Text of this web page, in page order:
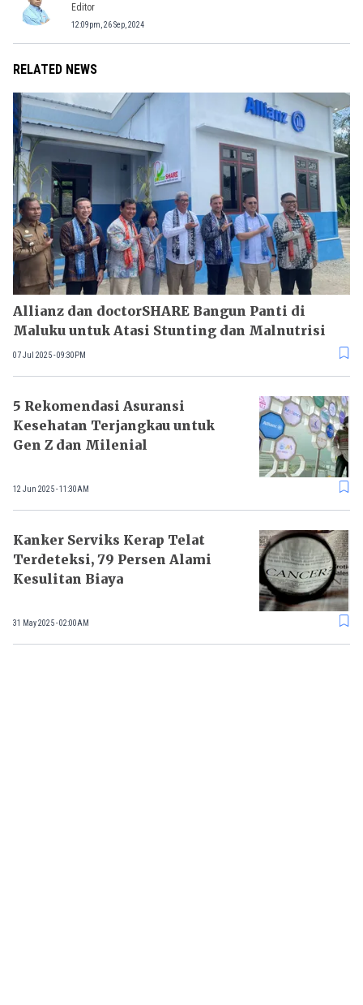
Editor
12:09pm, 26 Sep, 2024
RELATED NEWS
Allianz dan doctorSHARE Bangun Panti di
Maluku untuk Atasi Stunting dan Malnutrisi
07 Jul 2025 - 09:30PM
5 Rekomendasi Asuransi
Kesehatan Terjangkau untuk
Gen Z dan Milenial
12 Jun 2025 - 11:30AM
Kanker Serviks Kerap Telat
Terdeteksi, 79 Persen Alami
Kesulitan Biaya
31 May 2025 - 02:00AM